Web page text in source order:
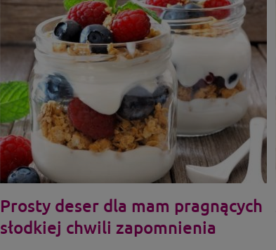
Prosty deser dla mam pragnących
słodkiej chwili zapomnienia